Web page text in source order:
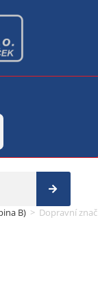
B) > Dopravní